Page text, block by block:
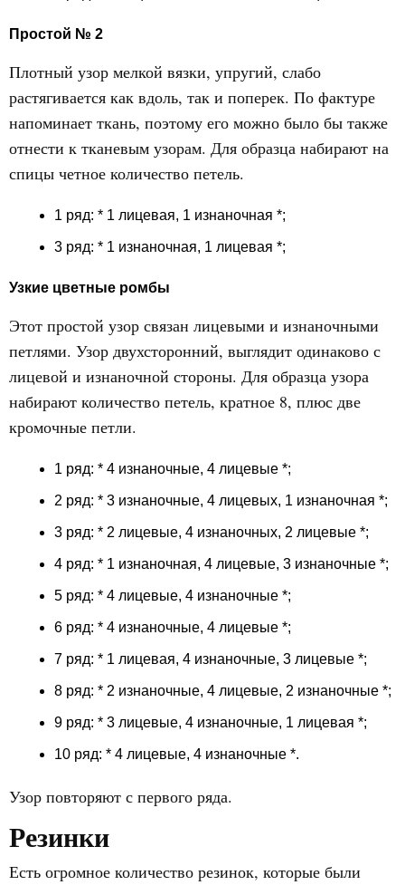
Простой № 2
Плотный узор мелкой вязки, упругий, слабо
растягивается как вдоль, так и поперек. По фактуре
напоминает ткань, поэтому его можно было бы также
отнести к тканевым узорам. Для образца набирают на
спицы четное количество петель.
1 ряд: * 1 лицевая, 1 изнаночная *;
3 ряд: * 1 изнаночная, 1 лицевая *;
Узкие цветные ромбы
Этот простой узор связан лицевыми и изнаночными
петлями. Узор двухсторонний, выглядит одинаково с
лицевой и изнаночной стороны. Для образца узора
набирают количество петель, кратное 8, плюс две
кромочные петли.
1 ряд: * 4 изнаночные, 4 лицевые *;
2 ряд: * 3 изнаночные, 4 лицевых, 1 изнаночная *;
3 ряд: * 2 лицевые, 4 изнаночных, 2 лицевые *;
4 ряд: * 1 изнаночная, 4 лицевые, 3 изнаночные *;
5 ряд: * 4 лицевые, 4 изнаночные *;
6 ряд: * 4 изнаночные, 4 лицевые *;
7 ряд: * 1 лицевая, 4 изнаночные, 3 лицевые *;
8 ряд: * 2 изнаночные, 4 лицевые, 2 изнаночные *;
9 ряд: * 3 лицевые, 4 изнаночные, 1 лицевая *;
10 ряд: * 4 лицевые, 4 изнаночные *.
Узор повторяют с первого ряда.
Резинки
Есть огромное количество резинок, которые были